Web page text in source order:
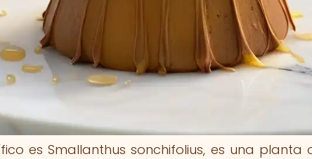
es Smallanthus sonchifolius, es una planta